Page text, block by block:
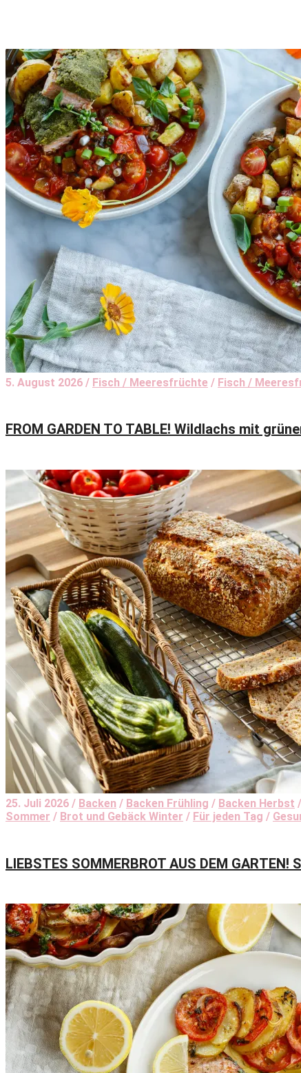
5. August 2026 / Fisch / Meeresfrüchte / Fisch /
FROM GARDEN TO TABLE! Wildlachs mit
25. Juli 2026 / Backen / Backen Frühling / Backen Herbst /
Sommer / Brot und Gebäck Winter / Für jeden Tag /
LIEBSTES SOMMERBROT AUS DEM